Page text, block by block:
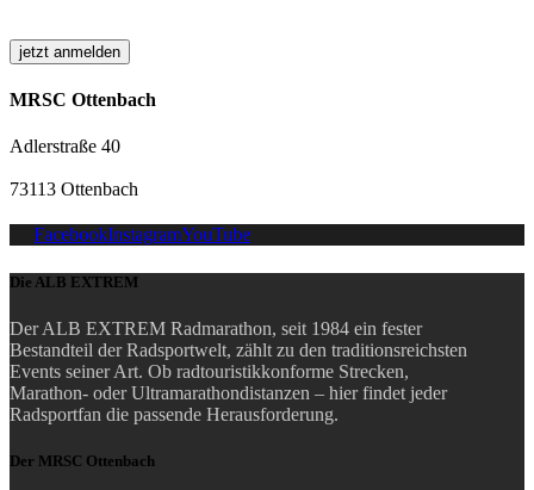
MRSC Ottenbach
Adlerstraße 40
73113 Ottenbach
FacebookInstagramYouTube
Die ALB EXTREM
Der ALB EXTREM Radmarathon, seit 1984 ein fester
Bestandteil der Radsportwelt, zählt zu den traditionsreichsten
Events seiner Art. Ob radtouristikkonforme Strecken,
Marathon- oder Ultramarathondistanzen – hier findet jeder
Radsportfan die passende Herausforderung.
Der MRSC Ottenbach